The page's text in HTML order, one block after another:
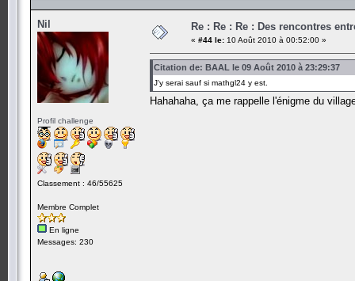
Nil
Profil challenge
Classement : 46/55625
Membre Complet
En ligne
Messages: 230
Re : Re : Re : Des rencontres
« #44 le: 10 Août 2010 à 00:52:00 »
Citation de: BAAL le 09 Août 2010 à 23:29:37
J'y serai sauf si mathgl24 y est.
Hahahaha, ça me rappelle l'énigme du